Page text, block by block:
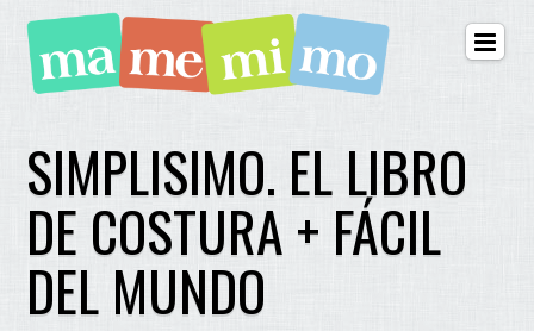
SIMPLISIMO. EL LIBRO
DE COSTURA + FÁCIL
DEL MUNDO